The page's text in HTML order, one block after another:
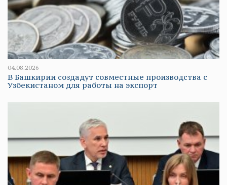
04.08.2026
В Башкирии создадут совместные производства с
Узбекистаном для работы на экспорт